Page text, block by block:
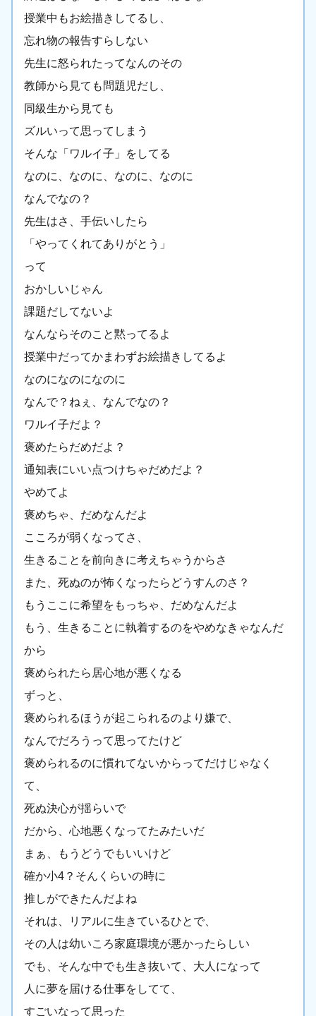
授業中もお絵描きしてるし、
忘れ物の報告すらしない
先生に怒られたってなんのその
教師から見ても問題児だし、
同級生から見ても
ズルいって思ってしまう
そんな「ワルイ子」をしてる
なのに、なのに、なのに、なのに
なんでなの？
先生はさ、手伝いしたら
「やってくれてありがとう」
って
おかしいじゃん
課題だしてないよ
なんならそのこと黙ってるよ
授業中だってかまわずお絵描きしてるよ
なのになのになのに
なんで？ねぇ、なんでなの？
ワルイ子だよ？
褒めたらだめだよ？
通知表にいい点つけちゃだめだよ？
やめてよ
褒めちゃ、だめなんだよ
こころが弱くなってさ、
生きることを前向きに考えちゃうからさ
また、死ぬのが怖くなったらどうすんのさ？
もうここに希望をもっちゃ、だめなんだよ
もう、生きることに執着するのをやめなきゃなんだ
から
褒められたら居心地が悪くなる
ずっと、
褒められるほうが起こられるのより嫌で、
なんでだろうって思ってたけど
褒められるのに慣れてないからってだけじゃなく
て、
死ぬ決心が揺らいで
だから、心地悪くなってたみたいだ
まぁ、もうどうでもいいけど
確か小4？そんくらいの時に
推しができたんだよね
それは、リアルに生きているひとで、
その人は幼いころ家庭環境が悪かったらしい
でも、そんな中でも生き抜いて、大人になって
人に夢を届ける仕事をしてて、
すごいなって思った